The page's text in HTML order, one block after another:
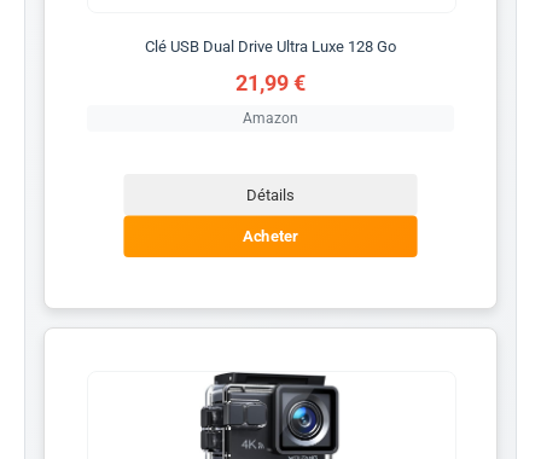
Clé USB Dual Drive Ultra Luxe 128 Go
21,99 €
Amazon
Détails
Acheter